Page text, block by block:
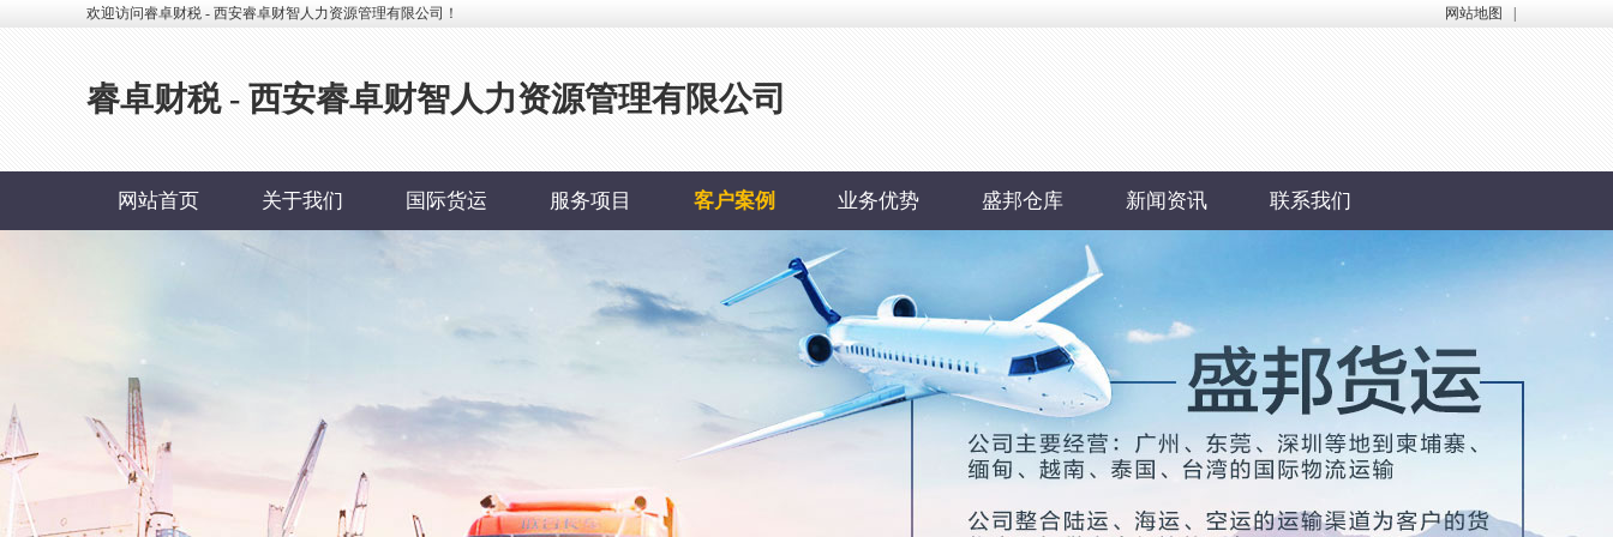
欢迎访问睿卓财税 - 西安睿卓财智人力资源管理有限公司！ 网站地图
睿卓财税 - 西安睿卓财智人力资源管理有限公司
网站首页 关于我们 国际货运 服务项目 客户案例 业务优势 盛邦仓库 新闻资讯 联系我们